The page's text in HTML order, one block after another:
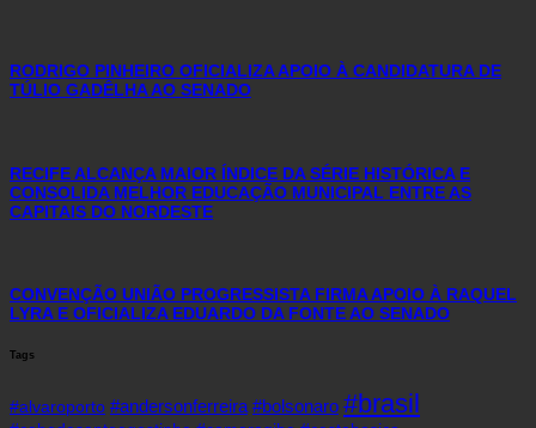
RODRIGO PINHEIRO OFICIALIZA APOIO À CANDIDATURA DE
TÚLIO GADÊLHA AO SENADO
RECIFE ALCANÇA MAIOR ÍNDICE DA SÉRIE HISTÓRICA E
CONSOLIDA MELHOR EDUCAÇÃO MUNICIPAL ENTRE AS
CAPITAIS DO NORDESTE
CONVENÇÃO UNIÃO PROGRESSISTA FIRMA APOIO À RAQUEL
LYRA E OFICIALIZA EDUARDO DA FONTE AO SENADO
Tags
#alvaroporto #andersonferreira #bolsonaro #brasil